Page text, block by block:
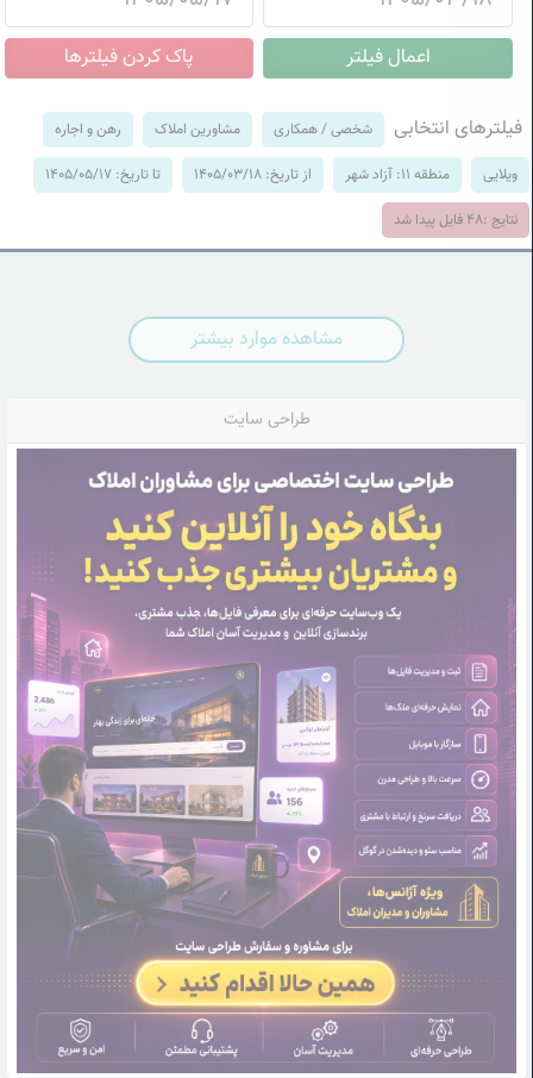
فیلترهای انتخابی شخصی / همکاری مشاورین املاک رهن و اجاره
ویلایی منطقه 11: آزاد شهر از تاریخ: 1405/03/18 تا تاریخ: 1405/05/17
نتایج :48 فایل پیدا شد
مشاهده موارد بیشتر
طراحی سایت